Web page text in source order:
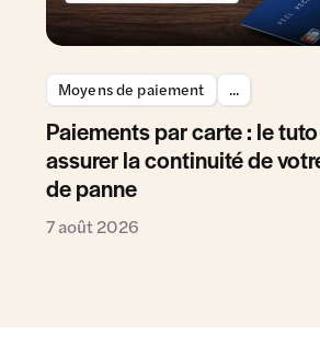
Moyens de paiement ...
Paiements par carte : le
assurer la continuité de
de panne
7 août 2026